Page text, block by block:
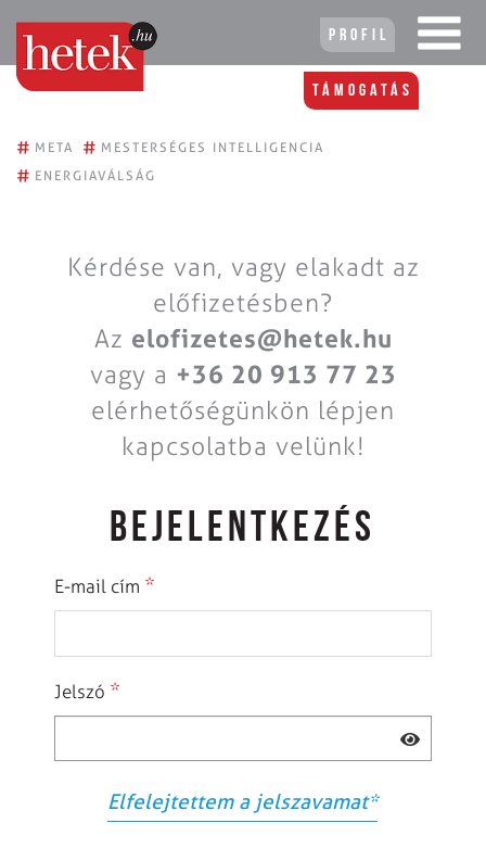
Profil
Támogatás
# META # MESTERSÉGES INTELLIGENCIA
# ENERGIAVÁLSÁG
Kérdése van, vagy elakadt az
előfizetésben?
Az elofizetes@hetek.hu
vagy a +36 20 913 77 23
elérhetőségünkön lépjen
kapcsolatba velünk!
BEJELENTKEZÉS
E-mail cím *
Jelszó *
Elfelejtettem a jelszavamat*